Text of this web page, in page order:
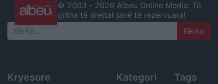
© 2003 - 2026 Albeu Online Media. Të
gjitha të drejtat janë të rezervuara!
Search
Kryesore Kategori Tags